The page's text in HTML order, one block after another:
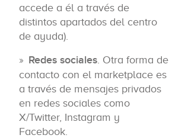
accede a él a través de
distintos apartados del centro
de ayuda).
Redes sociales . Otra forma de
contacto con el marketplace es
a través de mensajes privados
en redes sociales como
X/Twitter, Instagram y
Facebook.